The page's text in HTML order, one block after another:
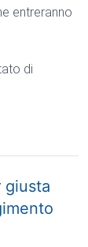
entreranno
di
giusta